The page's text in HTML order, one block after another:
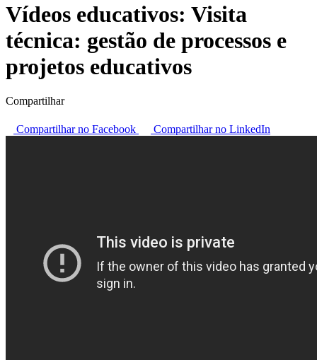
Vídeos educativos: Visita
técnica: gestão de processos e
projetos educativos
Compartilhar
Compartilhar no Facebook Compartilhar no LinkedIn